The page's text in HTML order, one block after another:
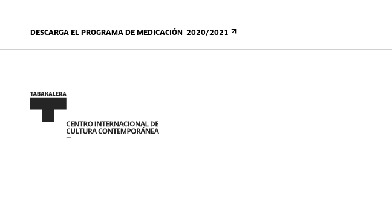
DESCARGA EL PROGRAMA DE MEDICACIÓN 2020/2021